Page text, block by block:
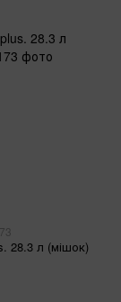
28.3 л (мішок)